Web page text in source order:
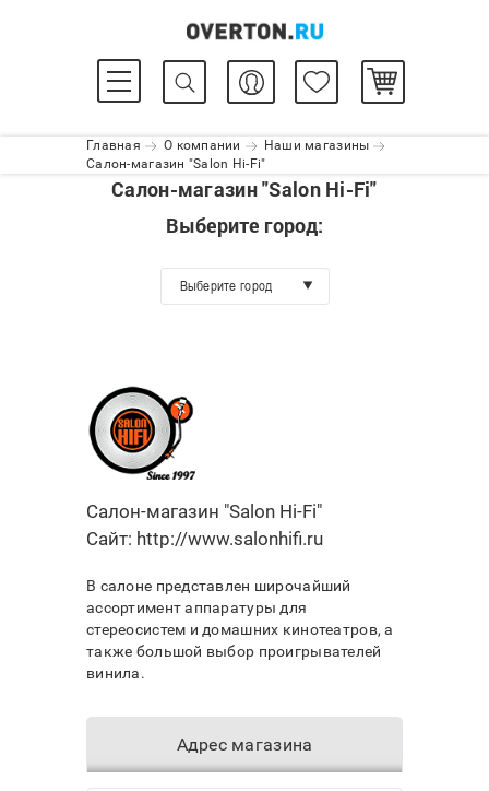
Главная О компании
Наши магазины
Салон-магазин "Salon Hi-Fi"
Салон-магазин "Salon Hi-Fi"
Выберите город:
Выберите город
Салон-магазин "Salon Hi-Fi"
Сайт: http://www.salonhifi.ru
В салоне представлен широчайший
ассортимент аппаратуры для
стереосистем и домашних кинотеатров, а
также большой выбор проигрывателей
винила.
Адрес магазина